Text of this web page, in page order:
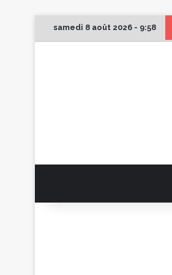
samedi 8 août 2026 - 9:58